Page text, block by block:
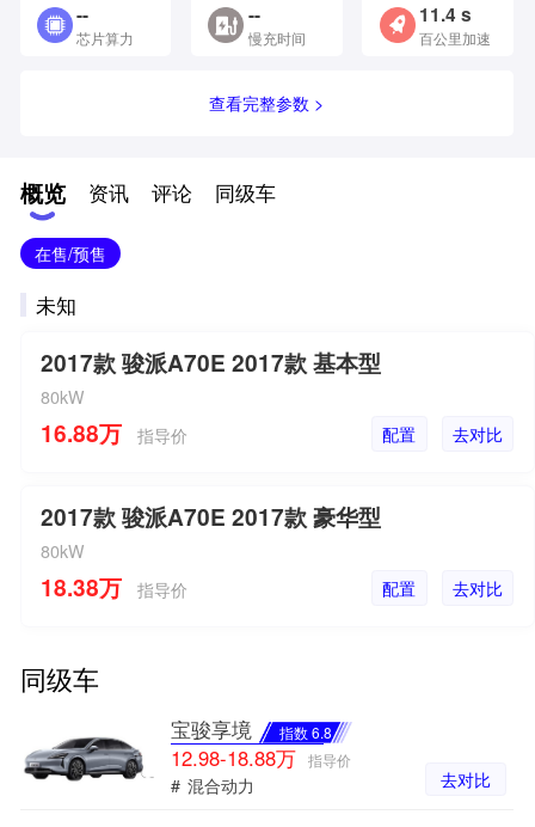
--
芯片算力
--
慢充时间
11.4 s
百公里加速
查看完整参数 >
概览 资讯 评论 同级车
在售/预售
未知
2017款 骏派A70E 2017款 基本型
80kW
16.88万 指导价 去对比
配置
2017款 骏派A70E 2017款 豪华型
80kW
18.38万 指导价 去对比
配置
同级车
宝骏享境 指数 6.8
12.98-18.88万 指导价
# 混合动力 去对比